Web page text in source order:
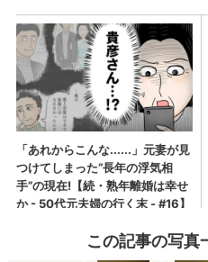
この記事の写真